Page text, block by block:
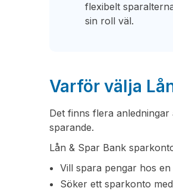
flexibelt
sin roll väl.
Varför välja
Det finns flera
sparande.
Lån & Spar Bank
Vill spara pengar hos
Söker ett sparkonto